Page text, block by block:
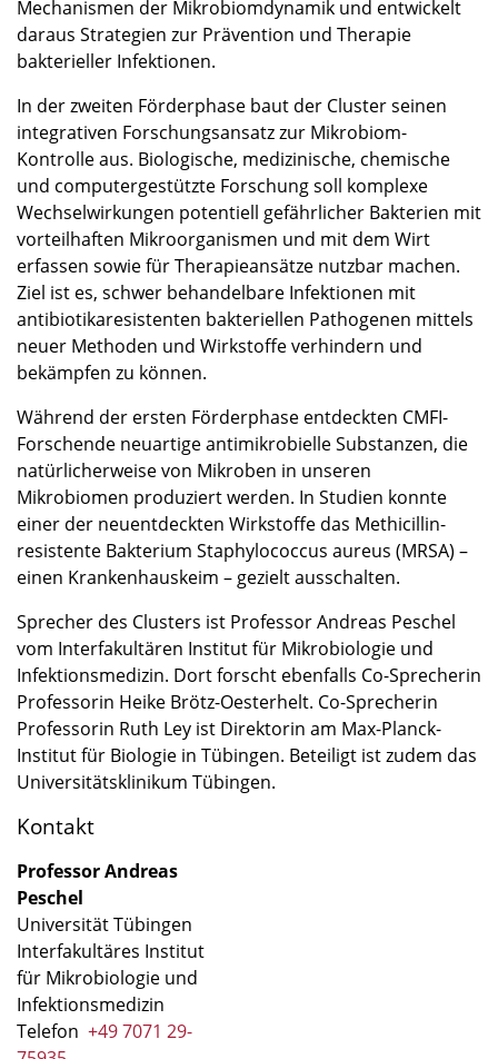
Mechanismen der Mikrobiomdynamik und entwickelt
daraus Strategien zur Prävention und Therapie
bakterieller Infektionen.
In der zweiten Förderphase baut der Cluster seinen
integrativen Forschungsansatz zur Mikrobiom-
Kontrolle aus. Biologische, medizinische, chemische
und computergestützte Forschung soll komplexe
Wechselwirkungen potentiell gefährlicher Bakterien mit
vorteilhaften Mikroorganismen und mit dem Wirt
erfassen sowie für Therapieansätze nutzbar machen.
Ziel ist es, schwer behandelbare Infektionen mit
antibiotikaresistenten bakteriellen Pathogenen mittels
neuer Methoden und Wirkstoffe verhindern und
bekämpfen zu können.
Während der ersten Förderphase entdeckten CMFI-
Forschende neuartige antimikrobielle Substanzen, die
natürlicherweise von Mikroben in unseren
Mikrobiomen produziert werden. In Studien konnte
einer der neuentdeckten Wirkstoffe das Methicillin-
resistente Bakterium Staphylococcus aureus (MRSA) –
einen Krankenhauskeim – gezielt ausschalten.
Sprecher des Clusters ist Professor Andreas Peschel
vom Interfakultären Institut für Mikrobiologie und
Infektionsmedizin. Dort forscht ebenfalls Co-Sprecherin
Professorin Heike Brötz-Oesterhelt. Co-Sprecherin
Professorin Ruth Ley ist Direktorin am Max-Planck-
Institut für Biologie in Tübingen. Beteiligt ist zudem das
Universitätsklinikum Tübingen.
Kontakt
Professor Andreas
Peschel
Universität Tübingen
Interfakultäres Institut
für Mikrobiologie und
Infektionsmedizin
Telefon +49 7071 29-